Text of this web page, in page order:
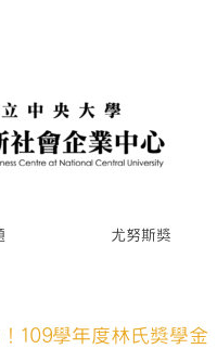
尤努斯獎
109學年度林氏獎學金